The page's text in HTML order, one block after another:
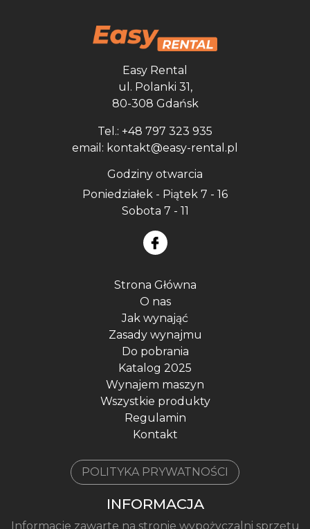
Easy Rental
ul. Polanki 31,
80-308 Gdańsk
Tel.: +48 797 323 935
email: kontakt@easy-rental.pl
Godziny otwarcia
Poniedziałek - Piątek 7 - 16
Sobota 7 - 11
Strona Główna
O nas
Jak wynająć
Zasady wynajmu
Do pobrania
Katalog 2025
Wynajem maszyn
Wszystkie produkty
Regulamin
Kontakt
POLITYKA PRYWATNOŚCI
INFORMACJA
Informacje zawarte na stronie wypożyczalni sprzętu